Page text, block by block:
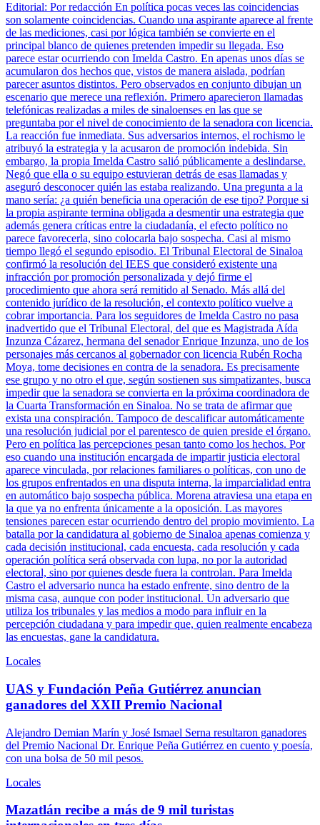
Editorial: Por redacción En política pocas veces las coincidencias
son solamente coincidencias. Cuando una aspirante aparece al frente
de las mediciones, casi por lógica también se convierte en el
principal blanco de quienes pretenden impedir su llegada. Eso
parece estar ocurriendo con Imelda Castro. En apenas unos días se
acumularon dos hechos que, vistos de manera aislada, podrían
parecer asuntos distintos. Pero observados en conjunto dibujan un
escenario que merece una reflexión. Primero aparecieron llamadas
telefónicas realizadas a miles de sinaloenses en las que se
preguntaba por el nivel de conocimiento de la senadora con licencia.
La reacción fue inmediata. Sus adversarios internos, el rochismo le
atribuyó la estrategia y la acusaron de promoción indebida. Sin
embargo, la propia Imelda Castro salió públicamente a deslindarse.
Negó que ella o su equipo estuvieran detrás de esas llamadas y
aseguró desconocer quién las estaba realizando. Una pregunta a la
mano sería: ¿a quién beneficia una operación de ese tipo? Porque si
la propia aspirante termina obligada a desmentir una estrategia que
además genera críticas entre la ciudadanía, el efecto político no
parece favorecerla, sino colocarla bajo sospecha. Casi al mismo
tiempo llegó el segundo episodio. El Tribunal Electoral de Sinaloa
confirmó la resolución del IEES que consideró existente una
infracción por promoción personalizada y dejó firme el
procedimiento que ahora será remitido al Senado. Más allá del
contenido jurídico de la resolución, el contexto político vuelve a
cobrar importancia. Para los seguidores de Imelda Castro no pasa
inadvertido que el Tribunal Electoral, del que es Magistrada Aída
Inzunza Cázarez, hermana del senador Enrique Inzunza, uno de los
personajes más cercanos al gobernador con licencia Rubén Rocha
Moya, tome decisiones en contra de la senadora. Es precisamente
ese grupo y no otro el que, según sostienen sus simpatizantes, busca
impedir que la senadora se convierta en la próxima coordinadora de
la Cuarta Transformación en Sinaloa. No se trata de afirmar que
exista una conspiración. Tampoco de descalificar automáticamente
una resolución judicial por el parentesco de quien preside el órgano.
Pero en política las percepciones pesan tanto como los hechos. Por
eso cuando una institución encargada de impartir justicia electoral
aparece vinculada, por relaciones familiares o políticas, con uno de
los grupos enfrentados en una disputa interna, la imparcialidad entra
en automático bajo sospecha pública. Morena atraviesa una etapa en
la que ya no enfrenta únicamente a la oposición. Las mayores
tensiones parecen estar ocurriendo dentro del propio movimiento. La
batalla por la candidatura al gobierno de Sinaloa apenas comienza y
cada decisión institucional, cada encuesta, cada resolución y cada
operación política será observada con lupa, no por la autoridad
electoral, sino por quienes desde fuera la controlan. Para Imelda
Castro el adversario nunca ha estado enfrente, sino dentro de la
misma casa, aunque con poder institucional. Un adversario que
utiliza los tribunales y las medios a modo para influir en la
percepción ciudadana y para impedir que, quien realmente encabeza
las encuestas, gane la candidatura.
Locales
UAS y Fundación Peña Gutiérrez anuncian
ganadores del XXII Premio Nacional
Alejandro Demian Marín y José Ismael Serna resultaron ganadores
del Premio Nacional Dr. Enrique Peña Gutiérrez en cuento y poesía,
con una bolsa de 50 mil pesos.
Locales
Mazatlán recibe a más de 9 mil turistas